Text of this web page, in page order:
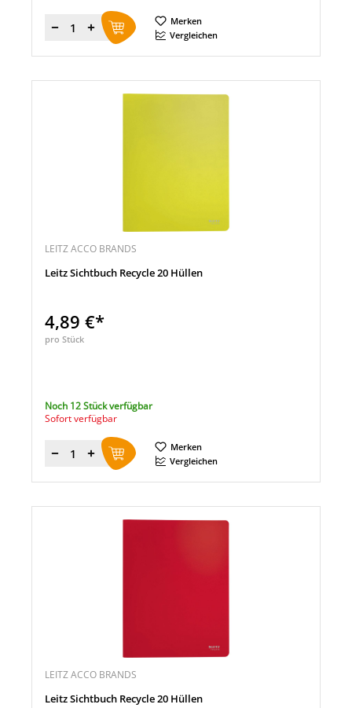
Menge
Merken
Vergleichen
LEITZ ACCO BRANDS
Leitz Sichtbuch Recycle 20 Hüllen
4,89 €*
pro Stück
Noch 12 Stück verfügbar
Sofort verfügbar
Menge
Merken
Vergleichen
LEITZ ACCO BRANDS
Leitz Sichtbuch Recycle 20 Hüllen